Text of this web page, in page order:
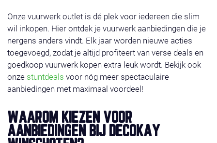
Onze vuurwerk outlet is dé plek voor iedereen die slim
wil inkopen. Hier ontdek je vuurwerk aanbiedingen die je
nergens anders vindt. Elk jaar worden nieuwe acties
toegevoegd, zodat je altijd profiteert van verse deals en
goedkoop vuurwerk kopen extra leuk wordt. Bekijk ook
onze stuntdeals voor nóg meer spectaculaire
aanbiedingen met maximaal voordeel!
WAAROM KIEZEN VOOR
AANBIEDINGEN BIJ DECOKAY